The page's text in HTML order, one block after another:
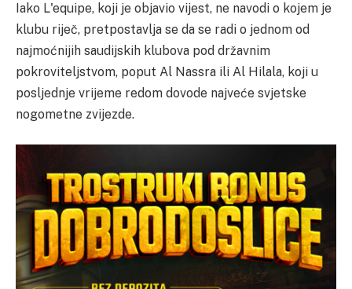
Iako L'equipe, koji je objavio vijest, ne navodi o kojem je
klubu riječ, pretpostavlja se da se radi o jednom od
najmoćnijih saudijskih klubova pod državnim
pokroviteljstvom, poput Al Nassra ili Al Hilala, koji u
posljednje vrijeme redom dovode najveće svjetske
nogometne zvijezde.